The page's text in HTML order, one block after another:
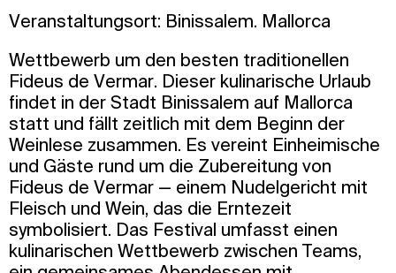
Veranstaltungsort: Binissalem. Mallorca
Wettbewerb um den besten traditionellen
Fideus de Vermar. Dieser kulinarische Urlaub
findet in der Stadt Binissalem auf Mallorca
statt und fällt zeitlich mit dem Beginn der
Weinlese zusammen. Es vereint Einheimische
und Gäste rund um die Zubereitung von
Fideus de Vermar — einem Nudelgericht mit
Fleisch und Wein, das die Erntezeit
symbolisiert. Das Festival umfasst einen
kulinarischen Wettbewerb zwischen Teams,